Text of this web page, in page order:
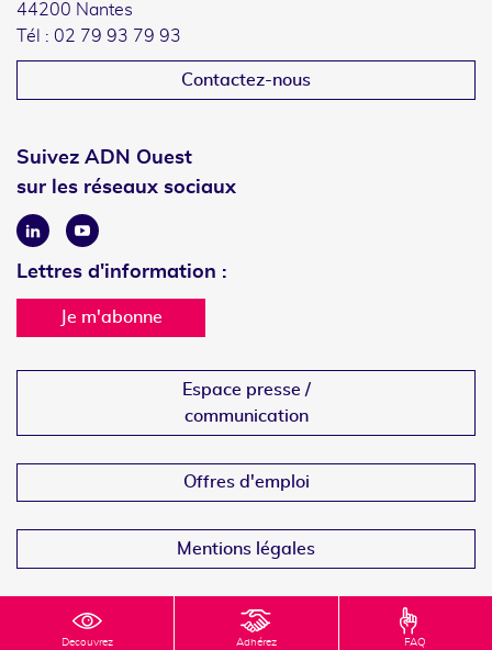
Decouvrez Adhérez FAQ
44200 Nantes
Tél : 02 79 93 79 93
Contactez-nous
Suivez ADN Ouest
sur les réseaux sociaux
LinkedinYoutube
Lettres d'information :
Je m'abonne
Espace presse /
communication
Offres d'emploi
Mentions légales